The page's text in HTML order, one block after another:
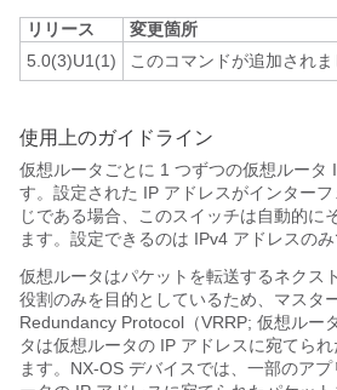
リリース
変更箇所
5.0(3)U1(1)
このコマンドが追加されま
使用上のガイドライン
仮想ルータごとに 1 つずつの仮想ルータ
す。設定された IP アドレスがインター
じである場合、このスイッチは自動的に
ます。設定できるのは IPv4 アドレスのみ
仮想ルータはパケットを転送するネクス
役割のみを目的としているため、マスタ
Redundancy Protocol（VRRP; 仮想ルー
タは仮想ルータの IP アドレスに宛てら
ます。NX-OS デバイスでは、一部のア